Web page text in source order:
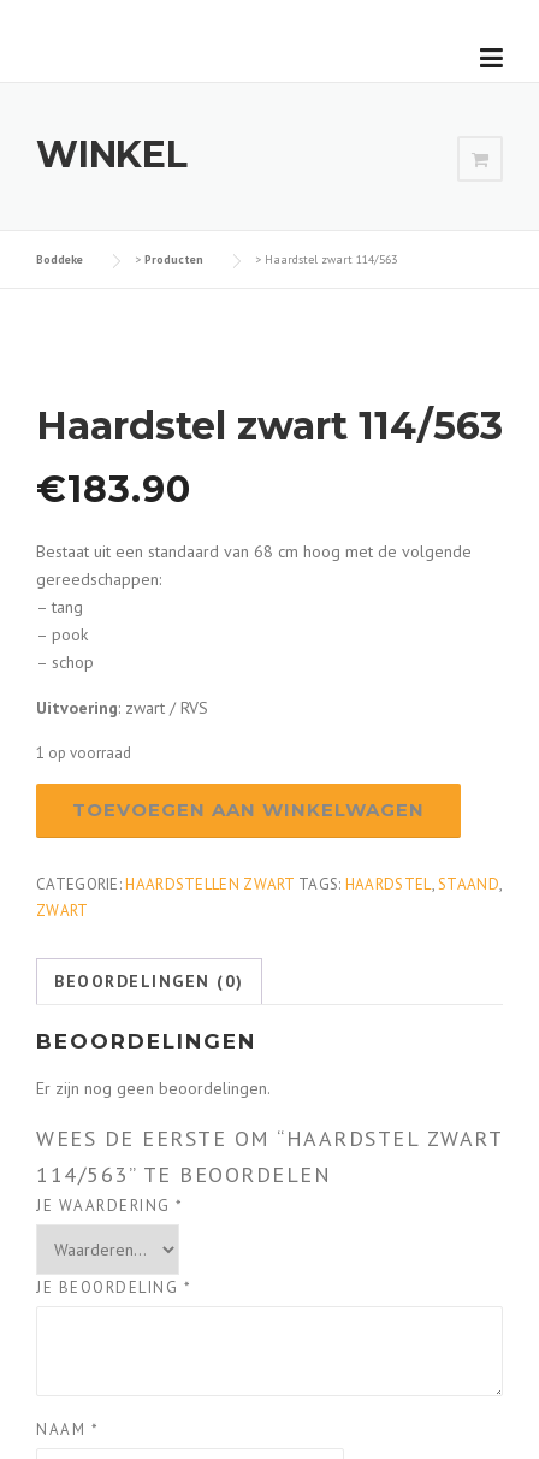
WINKEL
Boddeke > Producten > Haardstel zwart 114/563
Haardstel zwart 114/563
€183.90
Bestaat uit een standaard van 68 cm hoog met de volgende
gereedschappen:
– tang
– pook
– schop
Uitvoering: zwart / RVS
1 op voorraad
aantal
TOEVOEGEN AAN WINKELWAGEN
CATEGORIE:HAARDSTELLEN ZWART TAGS: HAARDSTEL,STAAND,
ZWART
BEOORDELINGEN (0)
BEOORDELINGEN
Er zijn nog geen beoordelingen.
WEES DE EERSTE OM “HAARDSTEL ZWART
114/563” TE BEOORDELEN
JE WAARDERING *
JE BEOORDELING *
NAAM *